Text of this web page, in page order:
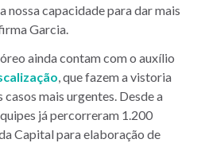
nossa capacidade para dar mais
Garcia.
ainda contam com o auxílio
, que fazem a vistoria
mais urgentes. Desde a
já percorreram 1.200
Capital para elaboração de